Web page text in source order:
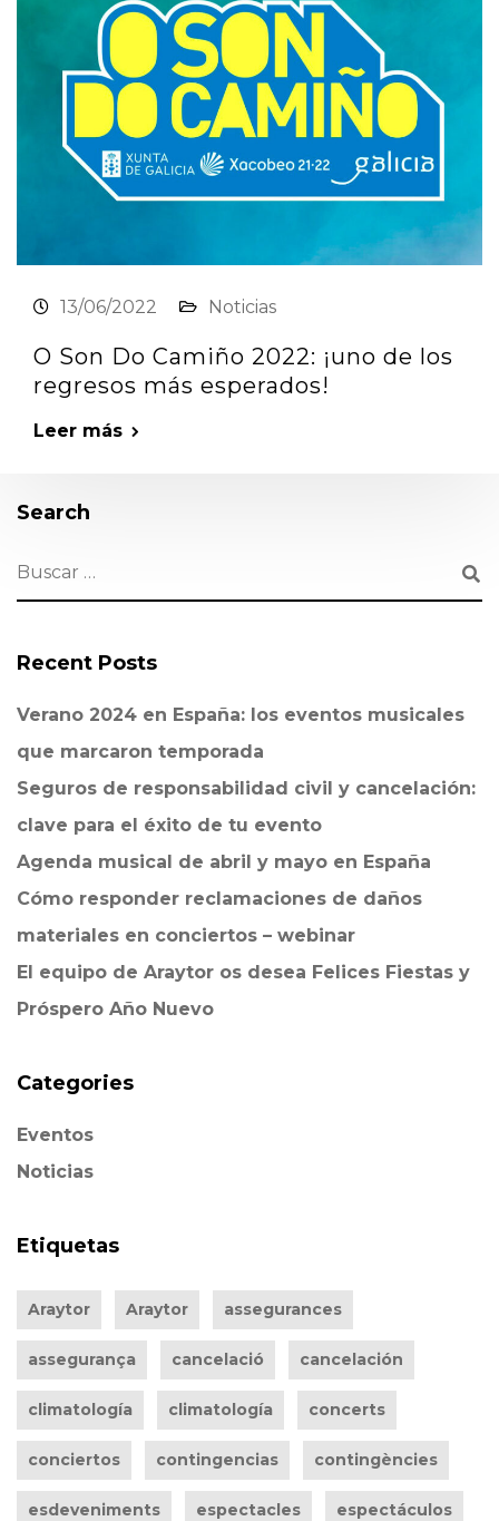
13/06/2022 Noticias
O Son Do Camiño 2022: ¡uno de los
regresos más esperados!
Leer más
Search
Recent Posts
Verano 2024 en España: los eventos musicales
que marcaron temporada
Seguros de responsabilidad civil y cancelación:
clave para el éxito de tu evento
Agenda musical de abril y mayo en España
Cómo responder reclamaciones de daños
materiales en conciertos – webinar
El equipo de Araytor os desea Felices Fiestas y
Próspero Año Nuevo
Categories
Eventos
Noticias
Etiquetas
Araytor Araytor assegurances
assegurança cancelació cancelación
climatología climatología concerts
conciertos contingencias contingències
esdeveniments espectacles espectáculos